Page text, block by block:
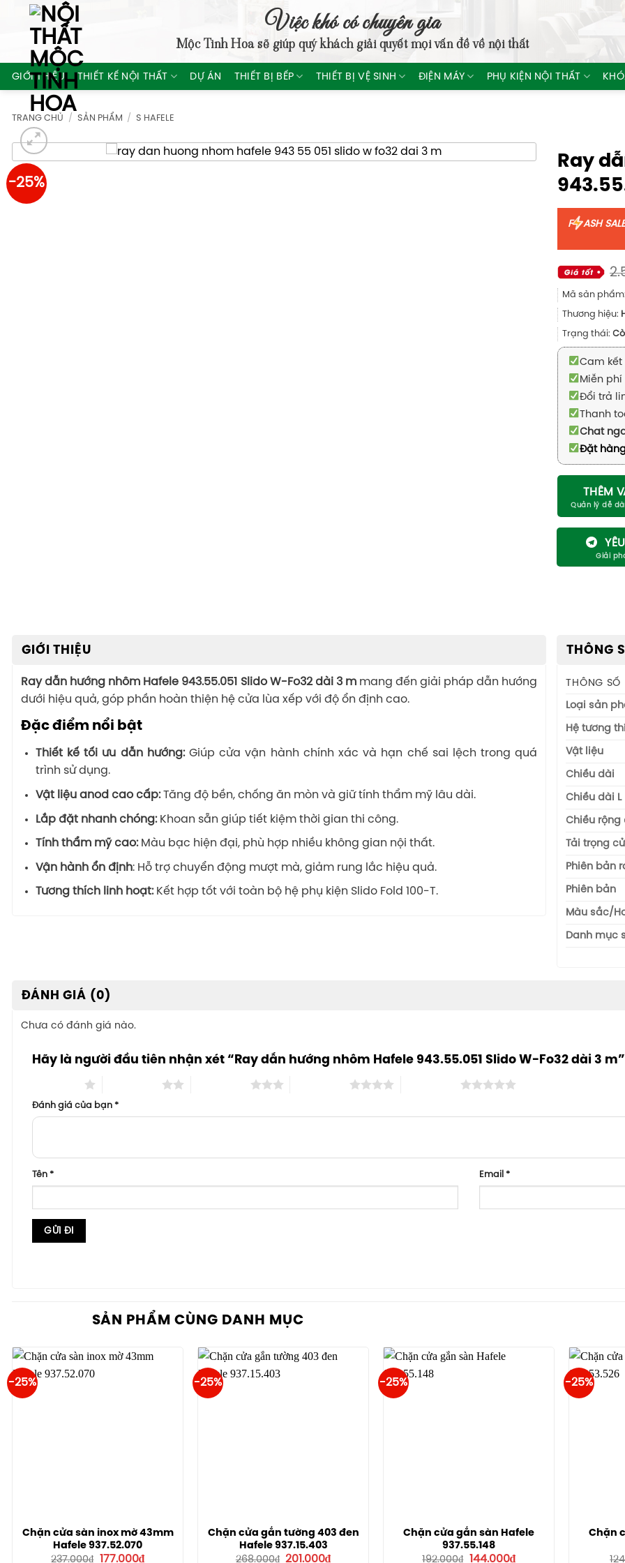
content
Việc khó có chuyên gia
Mộc Tinh Hoasẽ giúp quý khách giải quyết mọi vấn đề về nội thất
GIỚI THIỆU THIẾT KẾ NỘI THẤT DỰ ÁN THIẾT BỊ BẾP THIẾT BỊ VỆ SINH ĐIỆN MÁY PHỤ KIỆN NỘI THẤT
TRANG CHỦ / SẢN PHẨM / S HAFELE
-25%
Ray
F ASH SALE
Mã sản
Thương hiệu:
Trạng thái:
Cam kết
Miễn
Đổi trả
Thanh
Chat
Đặt
THÊM
GIỚI THIỆU
Ray dẫn hướng nhôm Hafele 943.55.051 Slido W-Fo32 dài 3 mmang đến giải pháp dẫn hướng
dưới hiệu quả, góp phần hoàn thiện hệ cửa lùa xếp với độ ổn định cao.
Đặc điểm nổi bật
Thiết kế tối ưu dẫn hướng: Giúp cửa vận hành chính xác và hạn chế sai lệch trong quá
trình sử dụng.
Vật liệu anod cao cấp:Tăng độ bền, chống ăn mòn và giữ tính thẩm mỹ lâu dài.
Lắp đặt nhanh chóng:Khoan sẵn giúp tiết kiệm thời gian thi công.
Tính thẩm mỹ cao:Màu bạc hiện đại, phù hợp nhiều không gian nội thất.
Vận hành ổn định: Hỗ trợ chuyển động mượt mà, giảm rung lắc hiệu quả.
Tương thích linh hoạt:Kết hợp tốt với toàn bộ hệ phụ kiện Slido Fold 100-T.
THÔNG
THÔNG SỐ
Loại sản
Hệ tương
Vật liệu
Chiều dài
Chiều dài L
Chiều
Tải trọng
Phiên bản
Phiên bản
Màu sắc/
Danh mục
ĐÁNH GIÁ (0)
Chưa có đánh giá nào.
Hãy là người đầu tiên nhận xét “Ray dẫn hướng nhôm Hafele 943.55.051 Slido W-Fo32 dài 3
Đánh giá của bạn *
Tên * Email *
SẢN PHẨM CÙNG DANH MỤC
-25%
Chặn cửa sàn inox mờ 43mm
Hafele 937.52.070
237.000₫ Giá
177.000₫Giá
-25%
Chặn cửa gắn tường 403 đen
Hafele 937.15.403
268.000₫ Giá
201.000₫Giá
-25%
Chặn cửa gắn sàn Hafele
937.55.148
192.000₫ Giá
144.000₫Giá
-25%
Chặn